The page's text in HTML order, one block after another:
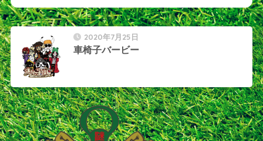
2020年7月25日
車椅子バービー